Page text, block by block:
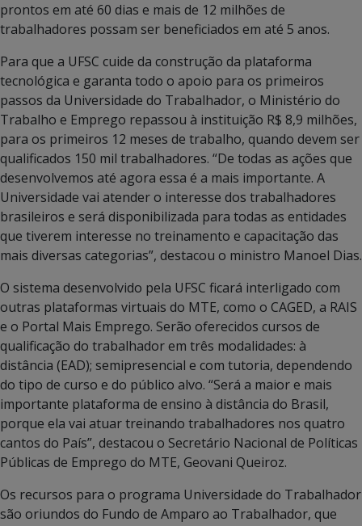
prontos em até 60 dias e mais de 12 milhões de
trabalhadores possam ser beneficiados em até 5 anos.
Para que a UFSC cuide da construção da plataforma
tecnológica e garanta todo o apoio para os primeiros
passos da Universidade do Trabalhador, o Ministério do
Trabalho e Emprego repassou à instituição R$ 8,9 milhões,
para os primeiros 12 meses de trabalho, quando devem ser
qualificados 150 mil trabalhadores. “De todas as ações que
desenvolvemos até agora essa é a mais importante. A
Universidade vai atender o interesse dos trabalhadores
brasileiros e será disponibilizada para todas as entidades
que tiverem interesse no treinamento e capacitação das
mais diversas categorias”, destacou o ministro Manoel Dias.
O sistema desenvolvido pela UFSC ficará interligado com
outras plataformas virtuais do MTE, como o CAGED, a RAIS
e o Portal Mais Emprego. Serão oferecidos cursos de
qualificação do trabalhador em três modalidades: à
distância (EAD); semipresencial e com tutoria, dependendo
do tipo de curso e do público alvo. “Será a maior e mais
importante plataforma de ensino à distância do Brasil,
porque ela vai atuar treinando trabalhadores nos quatro
cantos do País”, destacou o Secretário Nacional de Políticas
Públicas de Emprego do MTE, Geovani Queiroz.
Os recursos para o programa Universidade do Trabalhador
são oriundos do Fundo de Amparo ao Trabalhador, que